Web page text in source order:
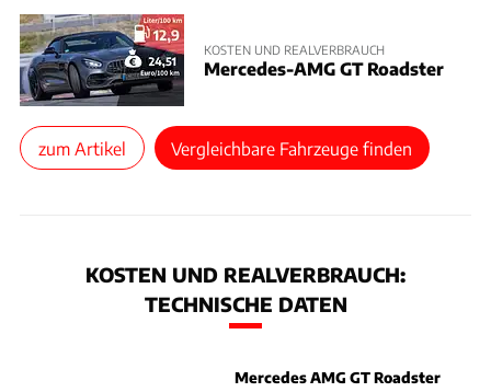
KOSTEN UND REALVERBRAUCH
Mercedes-AMG GT Roadster
zum Artikel Vergleichbare Fahrzeuge finden
KOSTEN UND REALVERBRAUCH:
TECHNISCHE DATEN
Mercedes AMG GT Roadster